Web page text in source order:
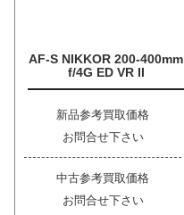
AF-S NIKKOR 200-400mm
f/4G ED VR II
新品参考買取価格
お問合せ下さい
中古参考買取価格
お問合せ下さい